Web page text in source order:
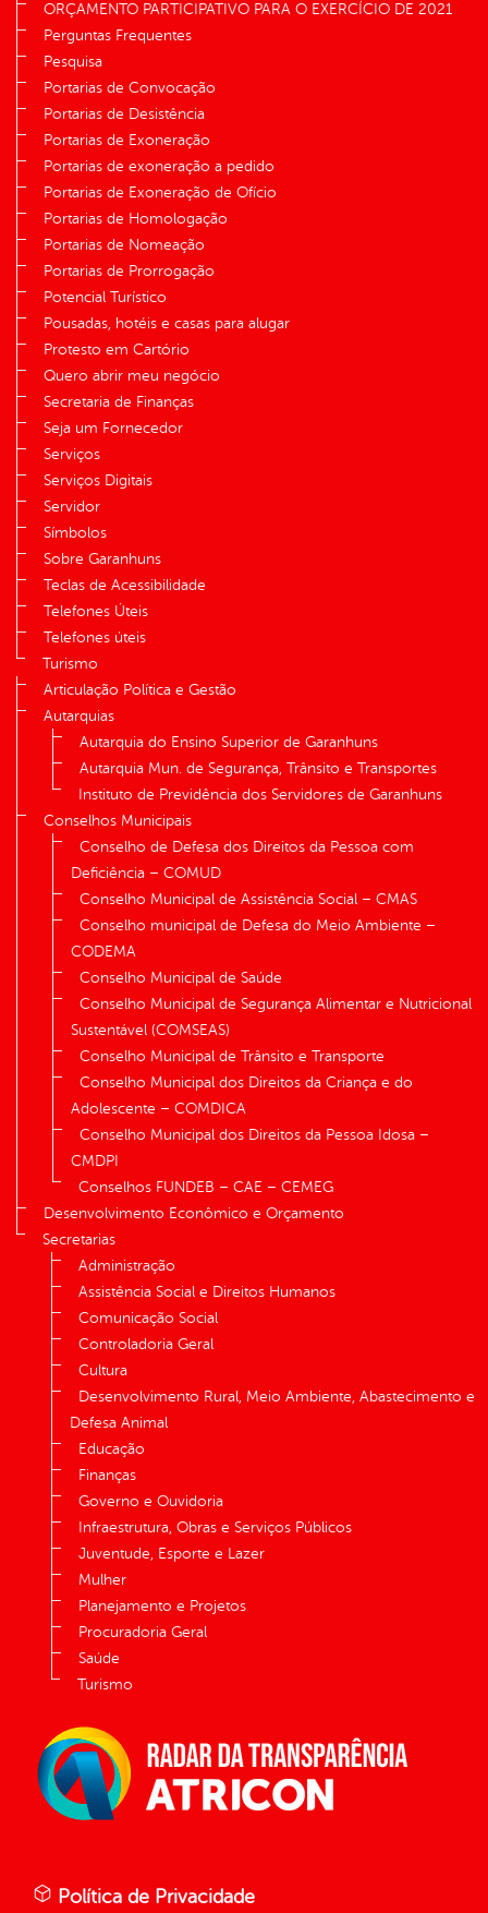
ORÇAMENTO PARTICIPATIVO PARA O EXERCÍCIO DE 2021
Perguntas Frequentes
Pesquisa
Portarias de Convocação
Portarias de Desistência
Portarias de Exoneração
Portarias de exoneração a pedido
Portarias de Exoneração de Ofício
Portarias de Homologação
Portarias de Nomeação
Portarias de Prorrogação
Potencial Turístico
Pousadas, hotéis e casas para alugar
Protesto em Cartório
Quero abrir meu negócio
Secretaria de Finanças
Seja um Fornecedor
Serviços
Serviços Digitais
Servidor
Símbolos
Sobre Garanhuns
Teclas de Acessibilidade
Telefones Úteis
Telefones úteis
Turismo
Articulação Política e Gestão
Autarquias
Autarquia do Ensino Superior de Garanhuns
Autarquia Mun. de Segurança, Trânsito e Transportes
Instituto de Previdência dos Servidores de Garanhuns
Conselhos Municipais
Conselho de Defesa dos Direitos da Pessoa com
Deficiência – COMUD
Conselho Municipal de Assistência Social – CMAS
Conselho municipal de Defesa do Meio Ambiente –
CODEMA
Conselho Municipal de Saúde
Conselho Municipal de Segurança Alimentar e Nutricional
Sustentável (COMSEAS)
Conselho Municipal de Trânsito e Transporte
Conselho Municipal dos Direitos da Criança e do
Adolescente – COMDICA
Conselho Municipal dos Direitos da Pessoa Idosa –
CMDPI
Conselhos FUNDEB – CAE – CEMEG
Desenvolvimento Econômico e Orçamento
Secretarias
Administração
Assistência Social e Direitos Humanos
Comunicação Social
Controladoria Geral
Cultura
Desenvolvimento Rural, Meio Ambiente, Abastecimento e
Defesa Animal
Educação
Finanças
Governo e Ouvidoria
Infraestrutura, Obras e Serviços Públicos
Juventude, Esporte e Lazer
Mulher
Planejamento e Projetos
Procuradoria Geral
Saúde
Turismo
Política de Privacidade